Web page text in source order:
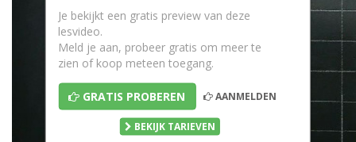
Je bekijkt een gratis preview van deze
lesvideo.
Meld je aan, probeer gratis om meer te
zien of koop meteen toegang.
GRATIS PROBEREN AANMELDEN
BEKIJK TARIEVEN